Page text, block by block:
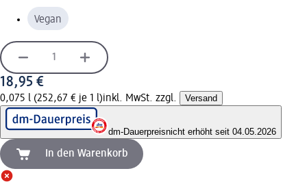
Vegan
18,95 €
0,075 l (252,67 € je 1 l)inkl. MwSt. zzgl. Versand
dm-Dauerpreisnicht erhöht seit 04.05.2026
In den Warenkorb